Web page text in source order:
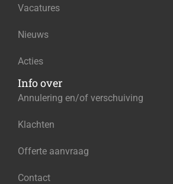
Vacatures
Nieuws
Acties
Info over
Annulering en/of verschuiving
Klachten
Offerte aanvraag
Contact